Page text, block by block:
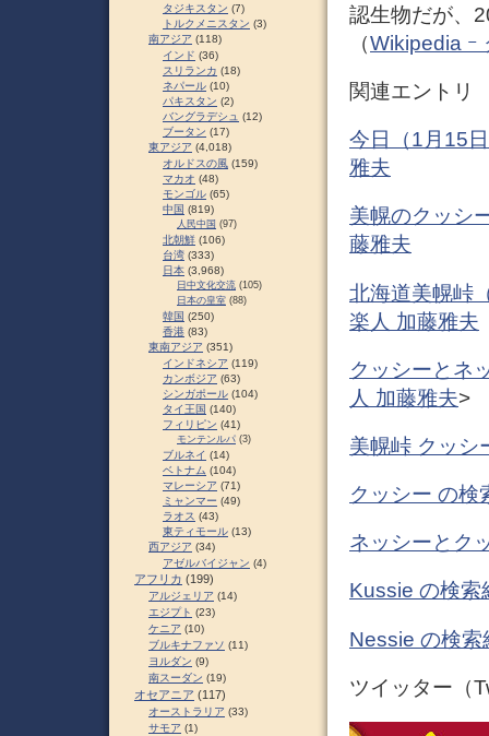
認生物だが、
（Wikipedia ｰ
関連エントリ
今日（1月15
雅夫
美幌のクッシ
藤雅夫
北海道美幌峠
楽人 加藤雅夫
クッシーとネ
人 加藤雅夫>
美幌峠 クッシ
クッシー の検
ネッシーとク
Kussie の検索
Nessie の検索
ツイッター（
タジキスタン (7)
トルクメニスタン (3)
南アジア (118)
インド (36)
スリランカ (18)
ネパール (10)
パキスタン (2)
バングラデシュ (12)
ブータン (17)
東アジア (4,018)
オルドスの風 (159)
マカオ (48)
モンゴル (65)
中国 (819)
人民中国 (97)
北朝鮮 (106)
台湾 (333)
日本 (3,968)
日中文化交流 (105)
日本の皇室 (88)
韓国 (250)
香港 (83)
東南アジア (351)
インドネシア (119)
カンボジア (63)
シンガポール (104)
タイ王国 (140)
フィリピン (41)
モンテンルパ (3)
ブルネイ (14)
ベトナム (104)
マレーシア (71)
ミャンマー (49)
ラオス (43)
東ティモール (13)
西アジア (34)
アゼルバイジャン (4)
アフリカ (199)
アルジェリア (14)
エジプト (23)
ケニア (10)
ブルキナファソ (11)
ヨルダン (9)
南スーダン (19)
オセアニア (117)
オーストラリア (33)
サモア (1)